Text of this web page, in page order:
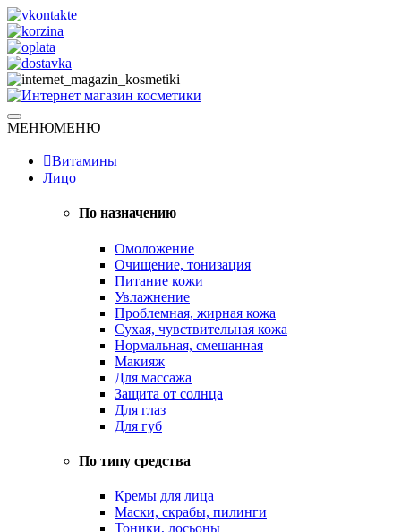
Skip
to
content
Интернет магазин косметики
Натуральная косметика
МЕНЮМЕНЮ
Витамины
Лицо
По назначению
Омоложение
Очищение, тонизация
Питание кожи
Увлажнение
Проблемная, жирная кожа
Сухая, чувствительная кожа
Нормальная, смешанная
Макияж
Для массажа
Защита от солнца
Для глаз
Для губ
По типу средства
Кремы для лица
Маски, скрабы, пилинги
Тоники, лосьоны